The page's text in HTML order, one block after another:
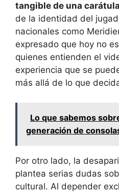
tangible de una carátula
de la identidad del
nacionales como
expresado que hoy no
quienes entienden el
experiencia que se
más allá de lo que
Lo que sabemos
generación de
Por otro lado, la
plantea serias dudas
cultural. Al depender